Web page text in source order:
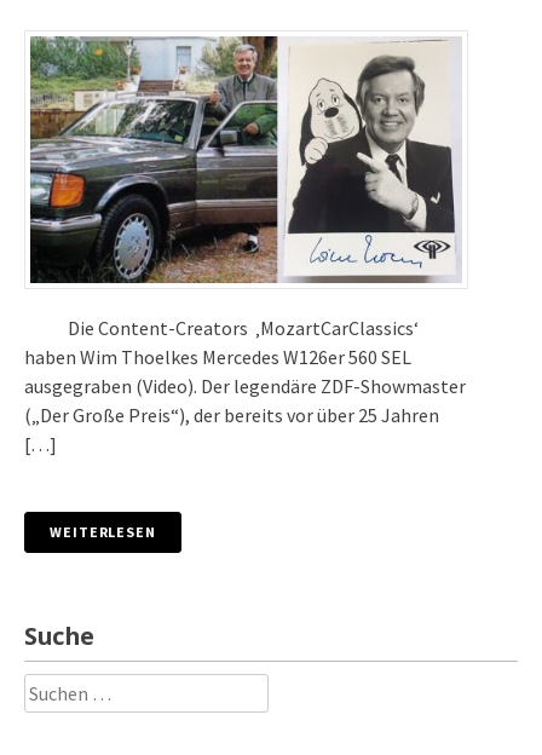
Die Content-Creators ‚MozartCarClassics‘
haben Wim Thoelkes Mercedes W126er 560 SEL
ausgegraben (Video). Der legendäre ZDF-Showmaster
(„Der Große Preis“), der bereits vor über 25 Jahren
[…]
WEITERLESEN
Suche
Suchen
nach: